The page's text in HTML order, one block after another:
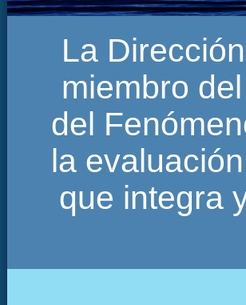
La
miembro
del
la
que integra